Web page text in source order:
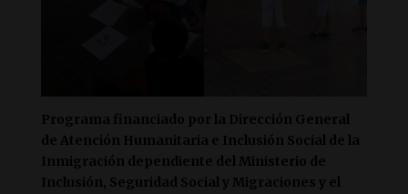
Programa financiado por la Dirección General
de Atención Humanitaria e Inclusión Social de la
Inmigración dependiente del Ministerio de
Inclusión, Seguridad Social y Migraciones y el